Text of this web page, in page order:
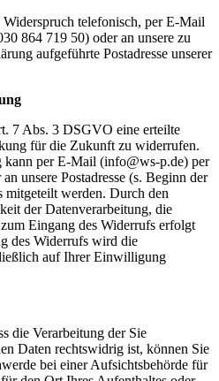
telefonisch, per E-Mail
864 719 50) oder an unsere zu
aufgeführte Postadresse unserer
7 Abs. 3 DSGVO eine erteilte
für die Zukunft zu widerrufen.
per E-Mail (info@ws-p.de) per
unsere Postadresse (s. Beginn der
mitgeteilt werden. Durch den
der Datenverarbeitung, die
Eingang des Widerrufs erfolgt
des Widerrufs wird die
auf Ihrer Einwilligung
die Verarbeitung der Sie
Daten rechtswidrig ist, können Sie
bei einer Aufsichtsbehörde für